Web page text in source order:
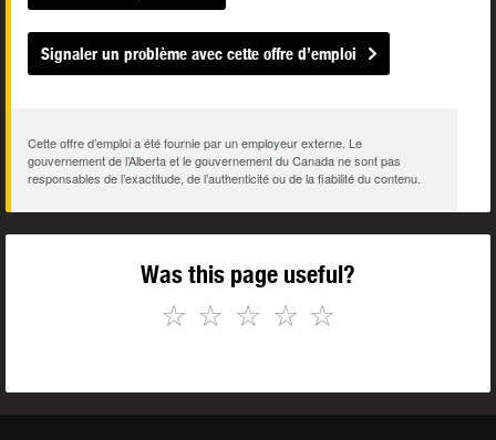
Signaler un problème avec cette offre d’emploi
Cette offre d’emploi a été fournie par un employeur externe. Le
gouvernement de l’Alberta et le gouvernement du Canada ne sont pas
responsables de l’exactitude, de l’authenticité ou de la fiabilité du contenu.
Was this page useful?
☆
☆
☆
☆
☆